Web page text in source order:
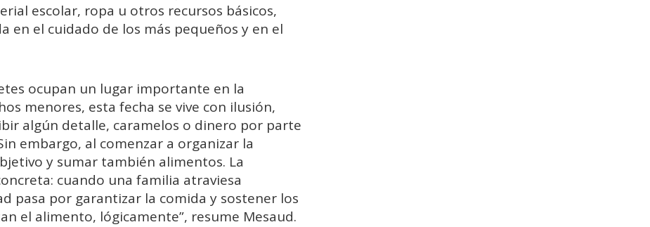
escolar, ropa u otros recursos básicos,
en el cuidado de los más pequeños y en el
ocupan un lugar importante en la
menores, esta fecha se vive con ilusión,
algún detalle, caramelos o dinero por parte
embargo, al comenzar a organizar la
y sumar también alimentos. La
cuando una familia atraviesa
pasa por garantizar la comida y sostener los
el alimento, lógicamente”, resume Mesaud.